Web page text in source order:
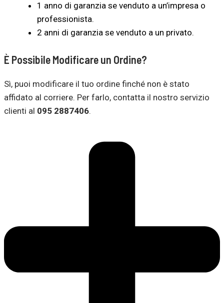
1 anno di garanzia se venduto a un’impresa o
professionista.
2 anni di garanzia se venduto a un privato.
È Possibile Modificare un Ordine?
Sì, puoi modificare il tuo ordine finché non è stato
affidato al corriere. Per farlo, contatta il nostro servizio
clienti al 095 2887406.